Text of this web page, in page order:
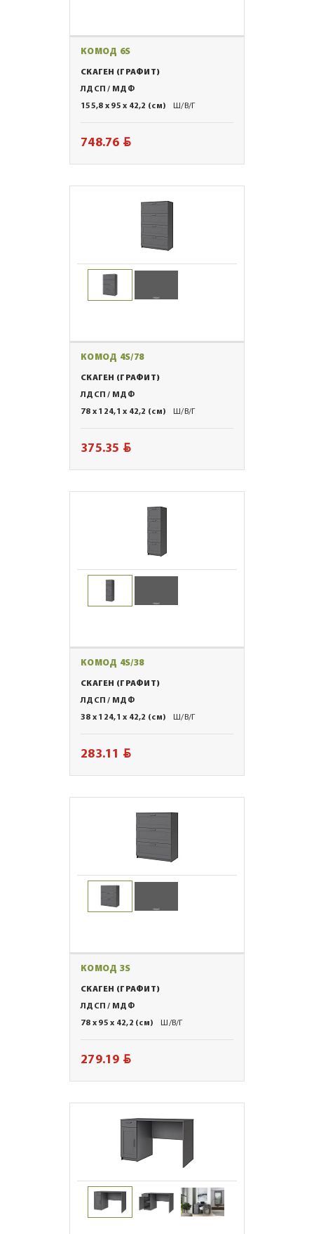
КОМОД 6S
СКАГЕН (ГРАФИТ)
ЛДСП / МДФ
155,8 x 95 x 42,2 (см)
Ш/В/Г
748.76 BYN
КОМОД 4S/78
СКАГЕН (ГРАФИТ)
ЛДСП / МДФ
78 x 124,1 x 42,2 (см)
Ш/В/Г
375.35 BYN
КОМОД 4S/38
СКАГЕН (ГРАФИТ)
ЛДСП / МДФ
38 x 124,1 x 42,2 (см)
Ш/В/Г
283.11 BYN
КОМОД 3S
СКАГЕН (ГРАФИТ)
ЛДСП / МДФ
78 x 95 x 42,2 (см)
Ш/В/Г
279.19 BYN